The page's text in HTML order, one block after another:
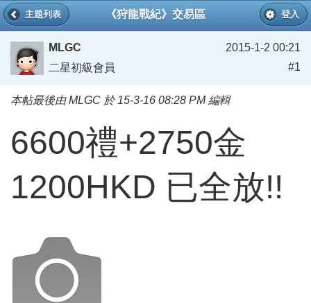
《狩龍戰紀》交易區
主題列表 登入
MLGC
二星初級會員
2015-1-2 00:21
#1
本帖最後由 MLGC 於 15-3-16 08:28 PM 編輯
6600禮+2750金
1200HKD 已全放!!